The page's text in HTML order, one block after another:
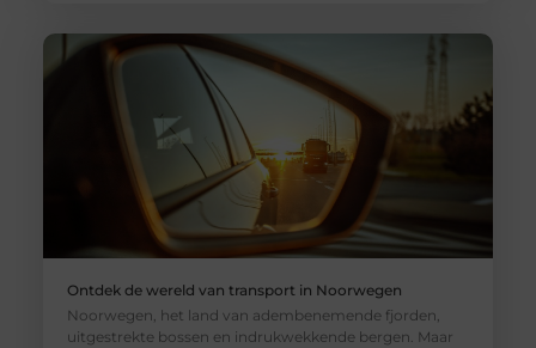
Ontdek de wereld van transport in Noorwegen
Noorwegen, het land van adembenemende fjorden,
uitgestrekte bossen en indrukwekkende bergen. Maar